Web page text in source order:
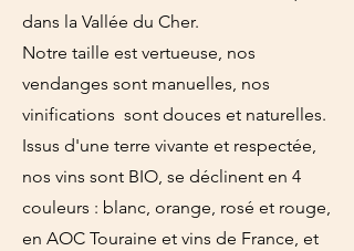
dans la Vallée du Cher.
Notre taille est vertueuse, nos
vendanges sont manuelles, nos
vinifications sont douces et naturelles.
Issus d'une terre vivante et respectée,
nos vins sont BIO, se déclinent en 4
couleurs : blanc, orange, rosé et rouge,
en AOC Touraine et vins de France, et